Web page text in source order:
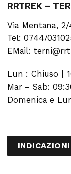
RRTREK –
Via Mentana,
Tel: 0744/
EMail:
Lun : Chiuso |
Mar – Sab:
Domenica e
INDICAZIONI